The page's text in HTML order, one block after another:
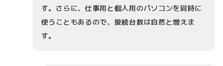
す。さらに、仕事用と個人用のパソコンを同時に
使うこともあるので、接続台数は自然と増えま
す。